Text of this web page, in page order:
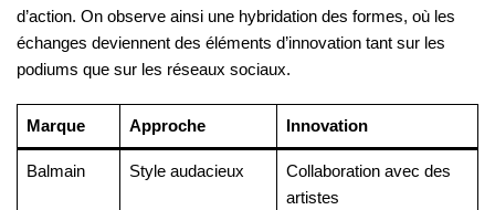
d’action. On observe ainsi une hybridation des formes, où les
échanges deviennent des éléments d’innovation tant sur les
podiums que sur les réseaux sociaux.
Marque Approche Innovation
Balmain Style audacieux
Collaboration avec des
artistes